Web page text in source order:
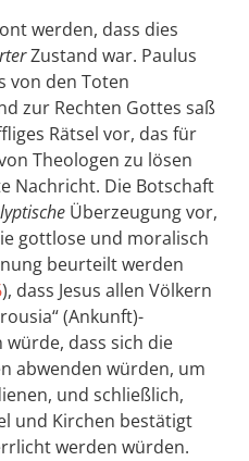
werden, dass dies
Zustand war. Paulus
von den Toten
zur Rechten Gottes saß
Rätsel vor, das für
Theologen zu lösen
Nachricht. Die Botschaft
Überzeugung vor,
gottlose und moralisch
beurteilt werden
), dass Jesus allen Völkern
(Ankunft)-
dass sich die
abwenden würden, um
und schließlich,
und Kirchen bestätigt
werden würden.